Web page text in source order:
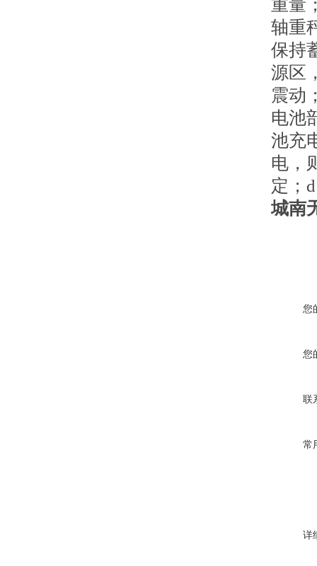
重量
轴重
保持
源区
震动
电池
池充
电，
定；
城南
您
您
联
常
详